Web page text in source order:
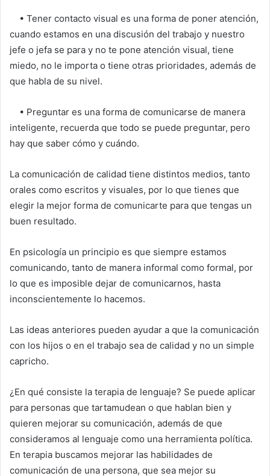
• Tener contacto visual es una forma de poner atención,
cuando estamos en una discusión del trabajo y nuestro
jefe o jefa se para y no te pone atención visual, tiene
miedo, no le importa o tiene otras prioridades, además de
que habla de su nivel.
• Preguntar es una forma de comunicarse de manera
inteligente, recuerda que todo se puede preguntar, pero
hay que saber cómo y cuándo.
La comunicación de calidad tiene distintos medios, tanto
orales como escritos y visuales, por lo que tienes que
elegir la mejor forma de comunicarte para que tengas un
buen resultado.
En psicología un principio es que siempre estamos
comunicando, tanto de manera informal como formal, por
lo que es imposible dejar de comunicarnos, hasta
inconscientemente lo hacemos.
Las ideas anteriores pueden ayudar a que la comunicación
con los hijos o en el trabajo sea de calidad y no un simple
capricho.
¿En qué consiste la terapia de lenguaje? Se puede aplicar
para personas que tartamudean o que hablan bien y
quieren mejorar su comunicación, además de que
consideramos al lenguaje como una herramienta política.
En terapia buscamos mejorar las habilidades de
comunicación de una persona, que sea mejor su